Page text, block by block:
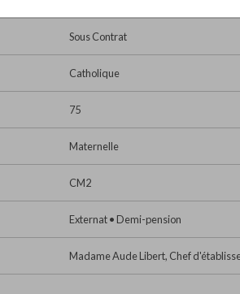
Sous Contrat
Catholique
75
Maternelle
CM2
Externat • Demi-pension
Madame Aude Libert, Chef